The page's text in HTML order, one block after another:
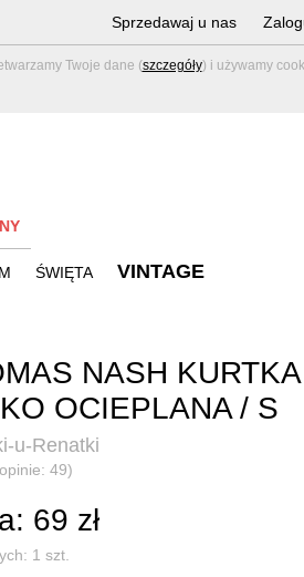
Twoje dane (szczegóły) i używamy
Sprzedawaj u nas
ŚWIĘTA VINTAGE
NASH
OCIEPLANA / S
u-Renatki
49)
69 zł
1 szt.